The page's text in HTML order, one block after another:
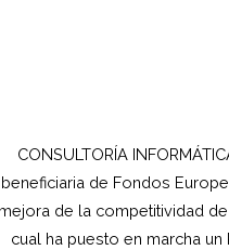
CONSULTORÍA
beneficiaria de Fondos
de la competitividad de
cual ha puesto en marcha